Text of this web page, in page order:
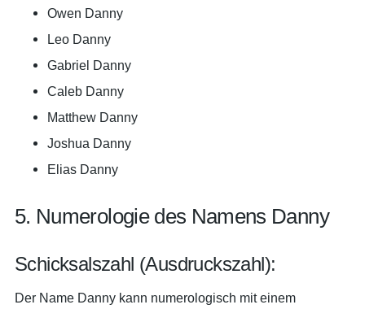
Owen Danny
Leo Danny
Gabriel Danny
Caleb Danny
Matthew Danny
Joshua Danny
Elias Danny
5. Numerologie des Namens Danny
Schicksalszahl (Ausdruckszahl):
Der Name Danny kann numerologisch mit einem